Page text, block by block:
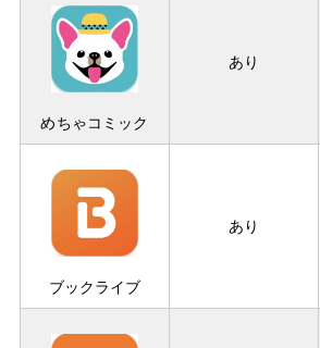
めちゃコミック
あり
ブックライブ
あり